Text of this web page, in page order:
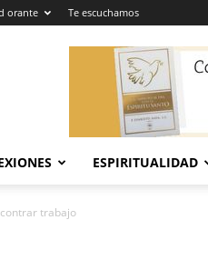
orante Te escuchamos
ESPIRITUALIDAD
trabajo